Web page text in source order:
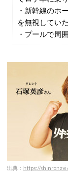
・新幹線のホ
を無視していた
・プールで周
出典： https://